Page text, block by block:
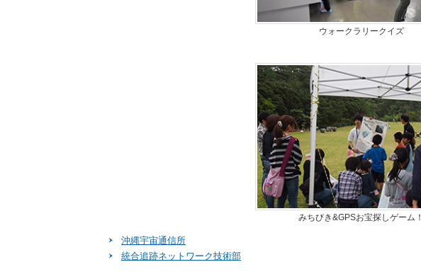
ウォークラリークイズ
みちびき&GPSお宝探しゲーム！
沖縄宇宙通信所
統合追跡ネットワーク技術部